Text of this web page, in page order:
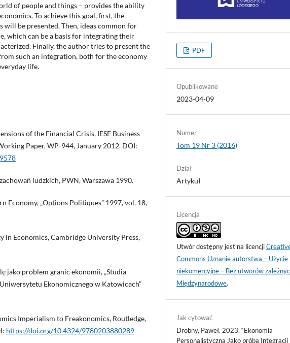
of people and things – provides the ability
To achieve this goal, first, the
will be presented. Then, ideas common for
which can be a basis for integrating their
Finally, the author tries to present the
such an integration, both for the economy
life.
of the Financial Crisis, IESE Business
Paper, WP-944, January 2012. DOI:
ludzkich, PWN, Warszawa 1990.
Economy, „Options Politiques” 1997, vol. 18,
in Economics, Cambridge University Press,
jako problem granic ekonomii, „Studia
Ekonomicznego w Katowicach”
Imperialism to Freakonomics, Routledge,
https://doi.org/10.4324/9780203880289
PDF
Opublikowane
2023-04-09
Numer
Tom 19 Nr 3 (2016)
Dział
Artykuł
Licencja
Utwór dostępny jest na licencji
Commons Uznanie autorstwa – Użycie
niekomercyjne – Bez utworów
Międzynarodowe.
Jak cytować
Drobny, Paweł. 2023. “Ekonomia
Personalistyczna Jako próba